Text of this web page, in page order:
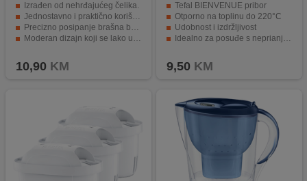
Izrađen od nehrđajućeg čelika.
Jednostavno i praktično korištenje.
Precizno posipanje brašna bez nereda.
Moderan dizajn koji se lako uklopi.
10,90 KM
Tefal BIENVENUE pribor
Otporno na toplinu do 220°C
Udobnost i izdržljivost
Idealno za posuđe s neprianjajućim premazom
9,50 KM